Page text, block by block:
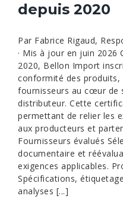
depuis 2020
Par Fabrice Rigaud,
· Mis à jour en juin 2026
2020, Bellon Import
conformité des produits,
fournisseurs au cœur de
distributeur. Cette
permettant de relier les
aux producteurs et
Fournisseurs évalués
documentaire et
exigences applicables.
Spécifications,
analyses [...]